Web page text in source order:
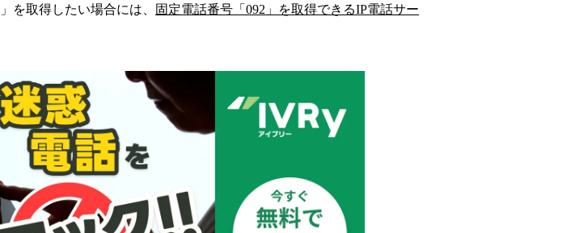
」を取得したい場合には、 固定電話番号「 092 」を取得できるIP電話サー